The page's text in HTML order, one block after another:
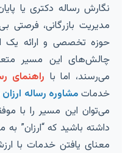
نگارش رساله دکتری یا
مدیریت بازرگانی،
حوزه تخصصی و ارائه یک
چالش‌های این مسیر
می‌رسند، اما با راهنمای
خدماتمشاوره رساله
می‌توان این مسیر را با
داشته باشید که “ارزان”
معنای یافتن خدمات با